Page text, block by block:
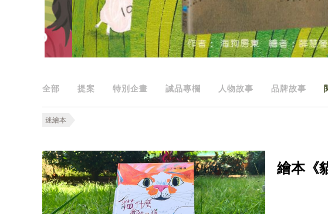
全部 提案 特別企畫 誠品專欄 人物故事 品牌故事
迷繪本
繪本《